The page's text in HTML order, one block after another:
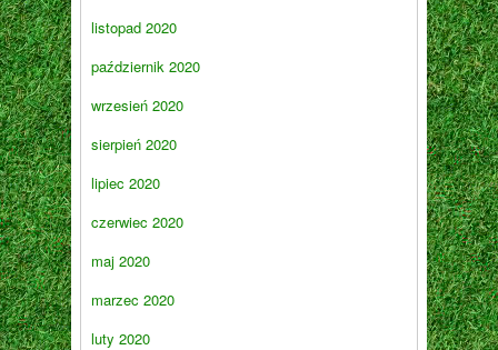
listopad 2020
październik 2020
wrzesień 2020
sierpień 2020
lipiec 2020
czerwiec 2020
maj 2020
marzec 2020
luty 2020